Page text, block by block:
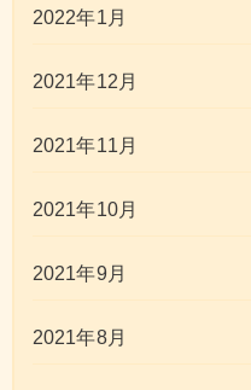
2022年1月
2021年12月
2021年11月
2021年10月
2021年9月
2021年8月